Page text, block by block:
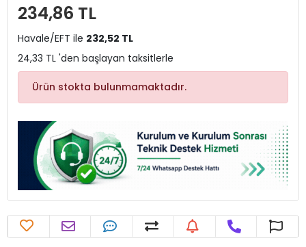
234,86 TL
Havale/EFT ile 232,52 TL
24,33 TL 'den başlayan taksitlerle
Ürün stokta bulunmamaktadır.